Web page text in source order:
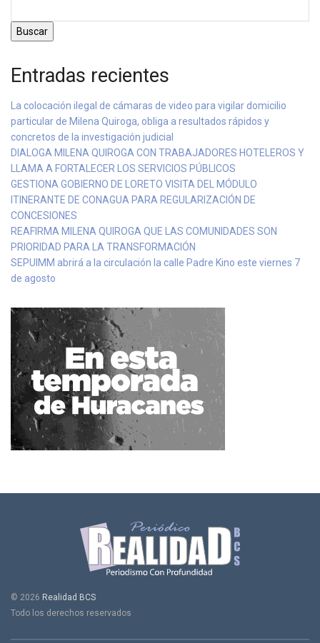
Buscar
Entradas recientes
La colocación ilegal de cámaras de video para vigilar domicilio
particular de Milena Quiroga, obliga a resultados rápidos y
concretos de la investigación judicial
DIALOGA MILENA QUIROGA CON TRABAJADORES HOTELEROS Y
LLAMA A FORTALECER LOS SERVICIOS PÚBLICOS
GESTIONA GOBIERNO DE LORETO VISITA DEL MÓDULO
ITINERANTE DE CONAGUA PARA REGULARIZACIÓN DE
CONCESIONES
REAFIRMA MILENA QUIROGA QUE LAS COMUNIDADES SON
PRIORIDAD PARA LA TRANSFORMACIÓN
SEPUIMM abrirá a la circulación la calle Padre Kino este viernes 7
de agosto
© 2026 Realidad BCS
Todo los derechos reservados